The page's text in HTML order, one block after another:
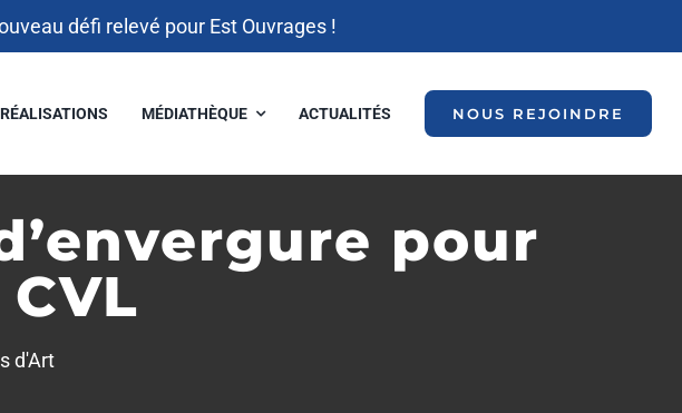
défi relevé pour Est Ouvrages !
RÉALISATIONS MÉDIATHÈQUE ACTUALITÉS NOUS REJOINDRE
pour
d'Art